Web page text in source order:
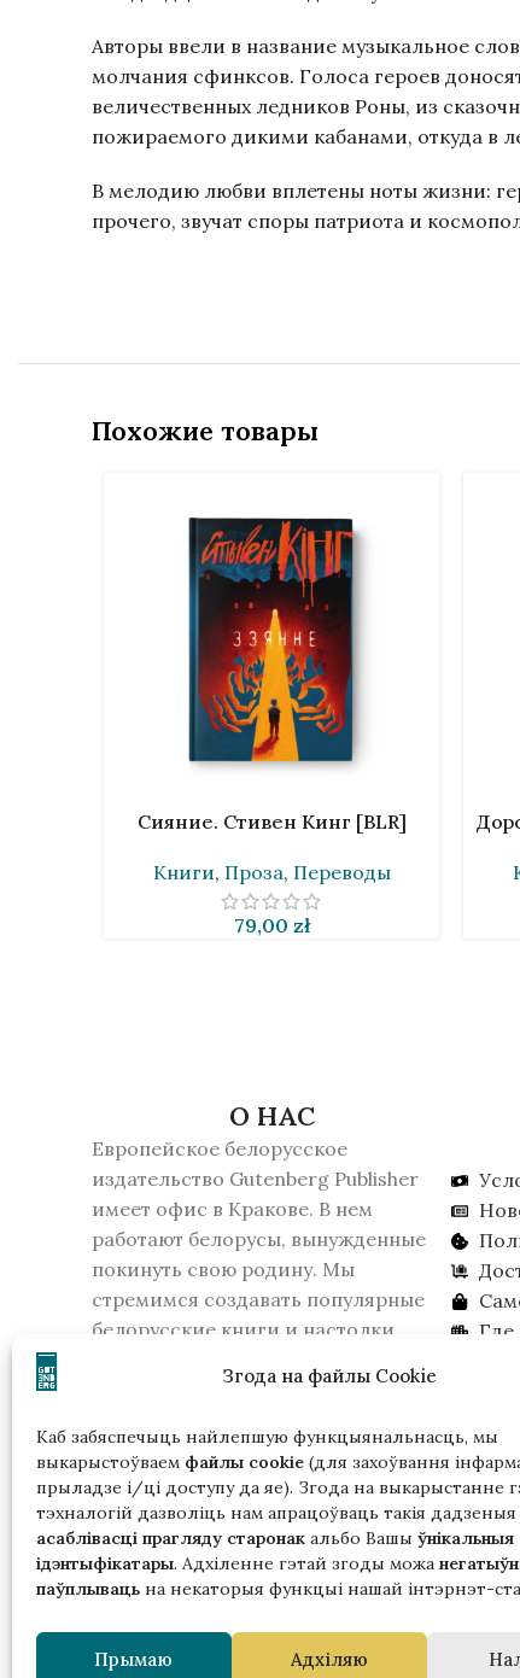
Згода на файлы Cookie
Каб забяспечыць найлепшую функцыянальнасць, мы
выкарыстоўваем файлы cookie (для захоўвання
прыладзе і/ці доступу да яе). Згода на выкарыстанне
тэхналогій дазволіць нам апрацоўваць такія дадзеныя
асаблівасці прагляду старонак альбо Вашы ўнікальныя
ідэнтыфікатары. Адхіленне гэтай згоды можа
паўплываць на некаторыя функцыі нашай інтэрнэт-
Прымаю Адхіляю
Авторы ввели в название музыкальное
молчания сфинксов. Голоса героев
величественных ледников Роны, из
пожираемого дикими кабанами, откуда в
В мелодию любви вплетены ноты жизни:
прочего, звучат споры патриота и
Похожие товары
В КОРЗИНУ
Сияние. Стивен Кинг [BLR]
Книги, Проза, Переводы
79,00 zł
В
ў
О НАС
Европейское белорусское
издательство Gutenberg Publisher
имеет офис в Кракове. В нем
работают белорусы, вынужденные
покинуть свою родину. Мы
стремимся создавать популярные
белорусские книги и настолки.
признало издательство
Пожалуйста, учитывайте это, если
вы живете в Беларуси.
Где